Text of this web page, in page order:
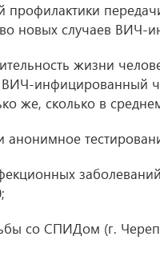
профилактики
новых случаев ВИЧ-
жизни
ВИЧ-инфицированный
же, сколько в
анонимное
;
со СПИДом (г.